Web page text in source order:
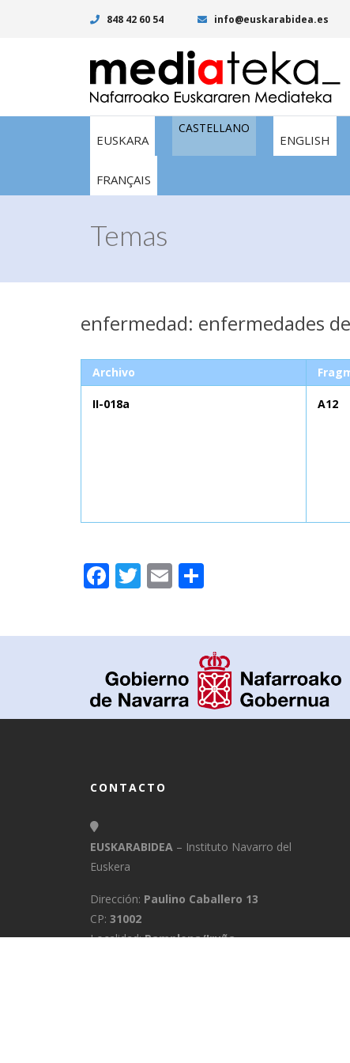
848 42 60 54 info@euskarabidea.es
EUSKARA
CASTELLANO
ENGLISH
FRANÇAIS
Temas
enfermedad: enfermedades
Archivo
II-018a A12
Facebook
Twitter
Email
CONTACTO
EUSKARABIDEA – Instituto Navarro del
Euskera
Dirección: Paulino Caballero 13
CP: 31002
Localidad:Pamplona/Iruña